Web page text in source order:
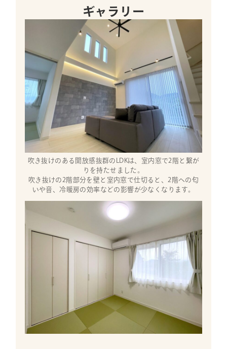
ギャラリー
吹き抜けのある開放感抜群のLDKは、室内窓で2階と繋が
りを持たせました。
吹き抜けの2階部分を壁と室内窓で仕切ると、2階への匂
いや音、冷暖房の効率などの影響が少なくなります。